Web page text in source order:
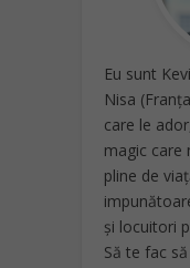
Eu sunt
Nisa
care le
magic care
pline de
și locuitori
Să te fac